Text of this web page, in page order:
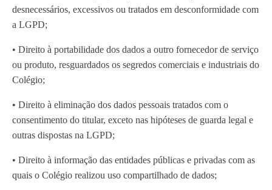
desnecessários, excessivos ou tratados em desconformidade com
a LGPD;
• Direito à portabilidade dos dados a outro fornecedor de serviço
ou produto, resguardados os segredos comerciais e industriais do
Colégio;
• Direito à eliminação dos dados pessoais tratados com o
consentimento do titular, exceto nas hipóteses de guarda legal e
outras dispostas na LGPD;
• Direito à informação das entidades públicas e privadas com as
quais o Colégio realizou uso compartilhado de dados;